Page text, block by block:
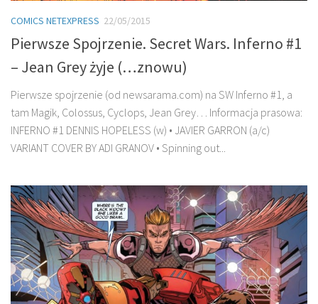
COMICS NETEXPRESS 22/05/2015
Pierwsze Spojrzenie. Secret Wars. Inferno #1
– Jean Grey żyje (…znowu)
Pierwsze spojrzenie (od newsarama.com) na SW Inferno #1, a
tam Magik, Colossus, Cyclops, Jean Grey… Informacja prasowa:
INFERNO #1 DENNIS HOPELESS (w) • JAVIER GARRON (a/c)
VARIANT COVER BY ADI GRANOV • Spinning out...